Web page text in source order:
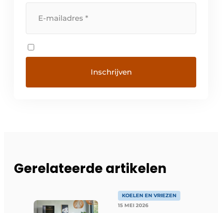
Gerelateerde artikelen
KOELEN EN VRIEZEN
15 MEI 2026